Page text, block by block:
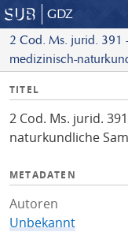
GDZ
2 Cod. Ms. jurid. 391
medizinisch-
I
f
o
TITEL
2 Cod. Ms. jurid.
naturkundliche
METADATEN
Autoren
Unbekannt